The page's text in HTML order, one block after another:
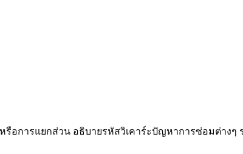
การแยกส่วน อธิบายรหัสวิเคาร์ะปัญหาการซ่อมต่างๆ